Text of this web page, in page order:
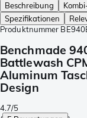
Beschreibung
Spezifikationen
Produktnummer
Benchmade
Battlewash
Aluminum
Design
4.7/5